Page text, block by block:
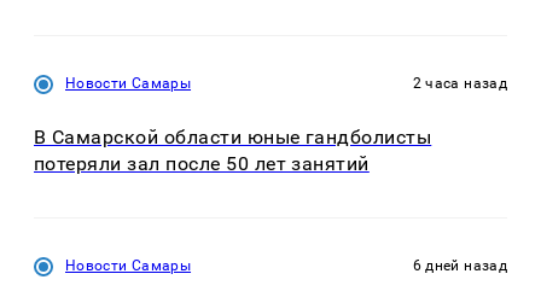
Новости Самары 2 часа назад
В Самарской области юные гандболисты
потеряли зал после 50 лет занятий
Новости Самары 6 дней назад